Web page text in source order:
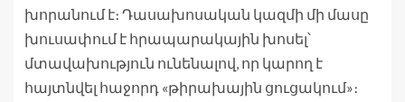
խորանում է։ Դասախոսական կազմի մի մասը
խուսափում է հրապարակային խոսել՝
մտավախություն ունենալով, որ կարող է
հայտնվել հաջորդ «թիրախային ցուցակում»։